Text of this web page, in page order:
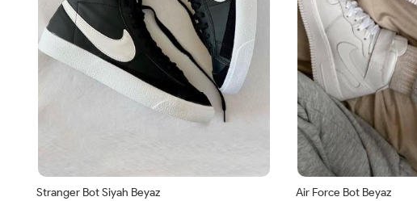
Stranger Bot Siyah Beyaz Air Force Bot Beyaz